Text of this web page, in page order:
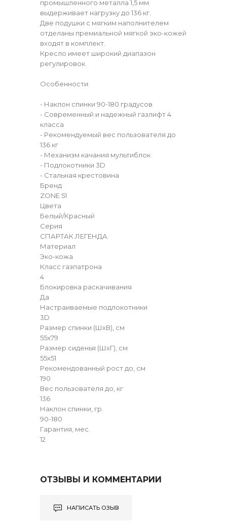
промышленного металла 1,5 мм
выдерживает нагрузку до 136 кг.
Две подушки с мягким наполнителем
отделаны премиальной мягкой эко-кожей
входят в комплект.
Кресло имеет широкий диапазон
регулировок.
Особенности:
- Наклон спинки 90-180 градусов
- Современный и надежный газлифт 4
класса
- Рекомендуемый вес пользователя до
136 кг
- Механизм качания мультиблок
- Подлокотники 3D
- Стальная крестовина
Бренд
ZONE 51
Цвета
Белый/Красный
Серия
СПАРТАК ЛЕГЕНДА
Материал
Эко-кожа
Класс газпатрона
4
Блокировка раскачивания
Да
Настраиваемые подлокотники
3D
Размер спинки (ШхВ), см
55х79
Размер сиденья (ШхГ), см
55х51
Рекомендованный рост до, см
190
Вес пользователя до, кг
136
Наклон спинки, гр.
90-180
Гарантия, мес.
12
ОТЗЫВЫ И КОММЕНТАРИИ
НАПИСАТЬ ОЗЫВ